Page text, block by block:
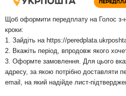
Щоб оформити передплату на Голос з-
кроки:
1. Зайдіть на https://
2. Вкажіть період, впродовж якого
3. Оформте замовлення. Для цього
адресу, за якою потрібно доставляти
email, на який надійде лист-